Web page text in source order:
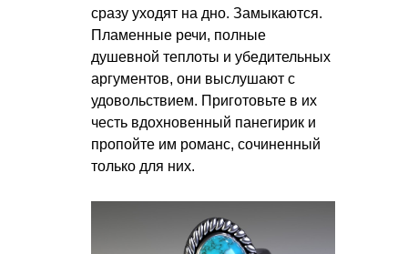
сразу уходят на дно. Замыкаются.
Пламенные речи, полные
душевной теплоты и убедительных
аргументов, они выслушают с
удовольствием. Приготовьте в их
честь вдохновенный панегирик и
пропойте им романс, сочиненный
только для них.